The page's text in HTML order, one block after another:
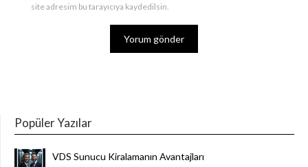
site adresim bu tarayıcıya kaydedilsin.
Popüler Yazılar
VDS Sunucu Kiralamanın Avantajları